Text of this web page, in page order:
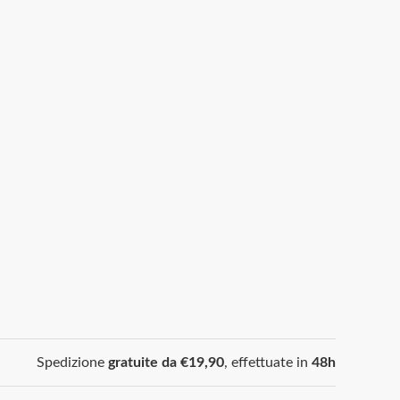
Spedizione gratuite da €19,90, effettuate in 48h